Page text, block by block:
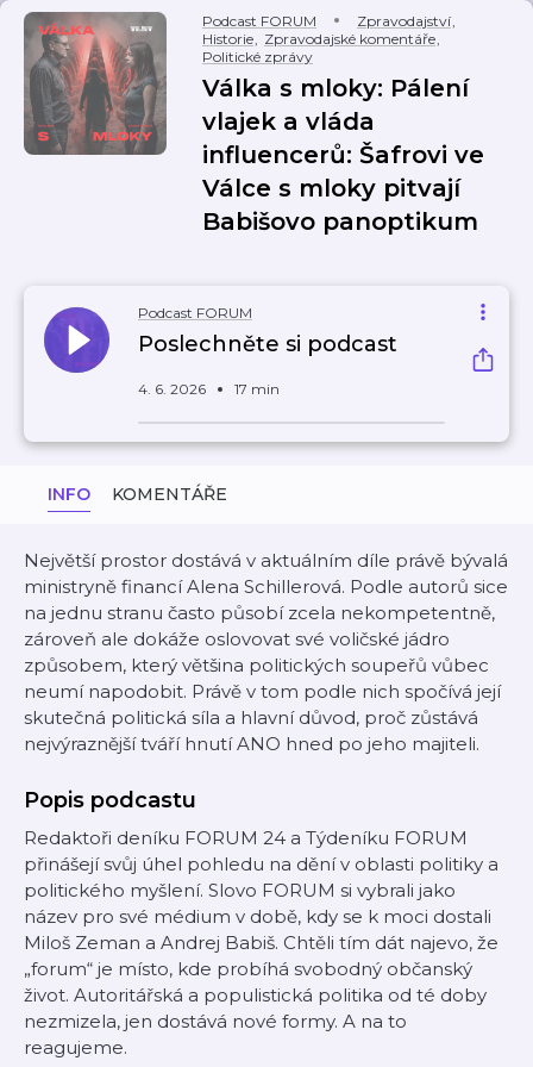
Podcast FORUM Zpravodajství,
Historie, Zpravodajské komentáře,
Politické zprávy
Válka s mloky: Pálení
vlajek a vláda
influencerů: Šafrovi ve
Válce s mloky pitvají
Babišovo panoptikum
Podcast FORUM
Poslechněte si podcast
4. 6. 2026 17 min
INFO KOMENTÁŘE
Největší prostor dostává v aktuálním díle právě bývalá
ministryně financí Alena Schillerová. Podle autorů sice
na jednu stranu často působí zcela nekompetentně,
zároveň ale dokáže oslovovat své voličské jádro
způsobem, který většina politických soupeřů vůbec
neumí napodobit. Právě v tom podle nich spočívá její
skutečná politická síla a hlavní důvod, proč zůstává
nejvýraznější tváří hnutí ANO hned po jeho majiteli.
Popis podcastu
Redaktoři deníku FORUM 24 a Týdeníku FORUM
přinášejí svůj úhel pohledu na dění v oblasti politiky a
politického myšlení. Slovo FORUM si vybrali jako
název pro své médium v době, kdy se k moci dostali
Miloš Zeman a Andrej Babiš. Chtěli tím dát najevo, že
„forum“ je místo, kde probíhá svobodný občanský
život. Autoritářská a populistická politika od té doby
nezmizela, jen dostává nové formy. A na to
reagujeme.